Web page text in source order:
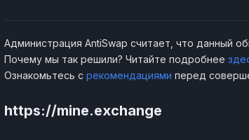
Администрация AntiSwap считает, что данный
Почему мы так решили? Читайте подробнее
Ознакомьтесь с рекомендациями перед
https://mine.exchange